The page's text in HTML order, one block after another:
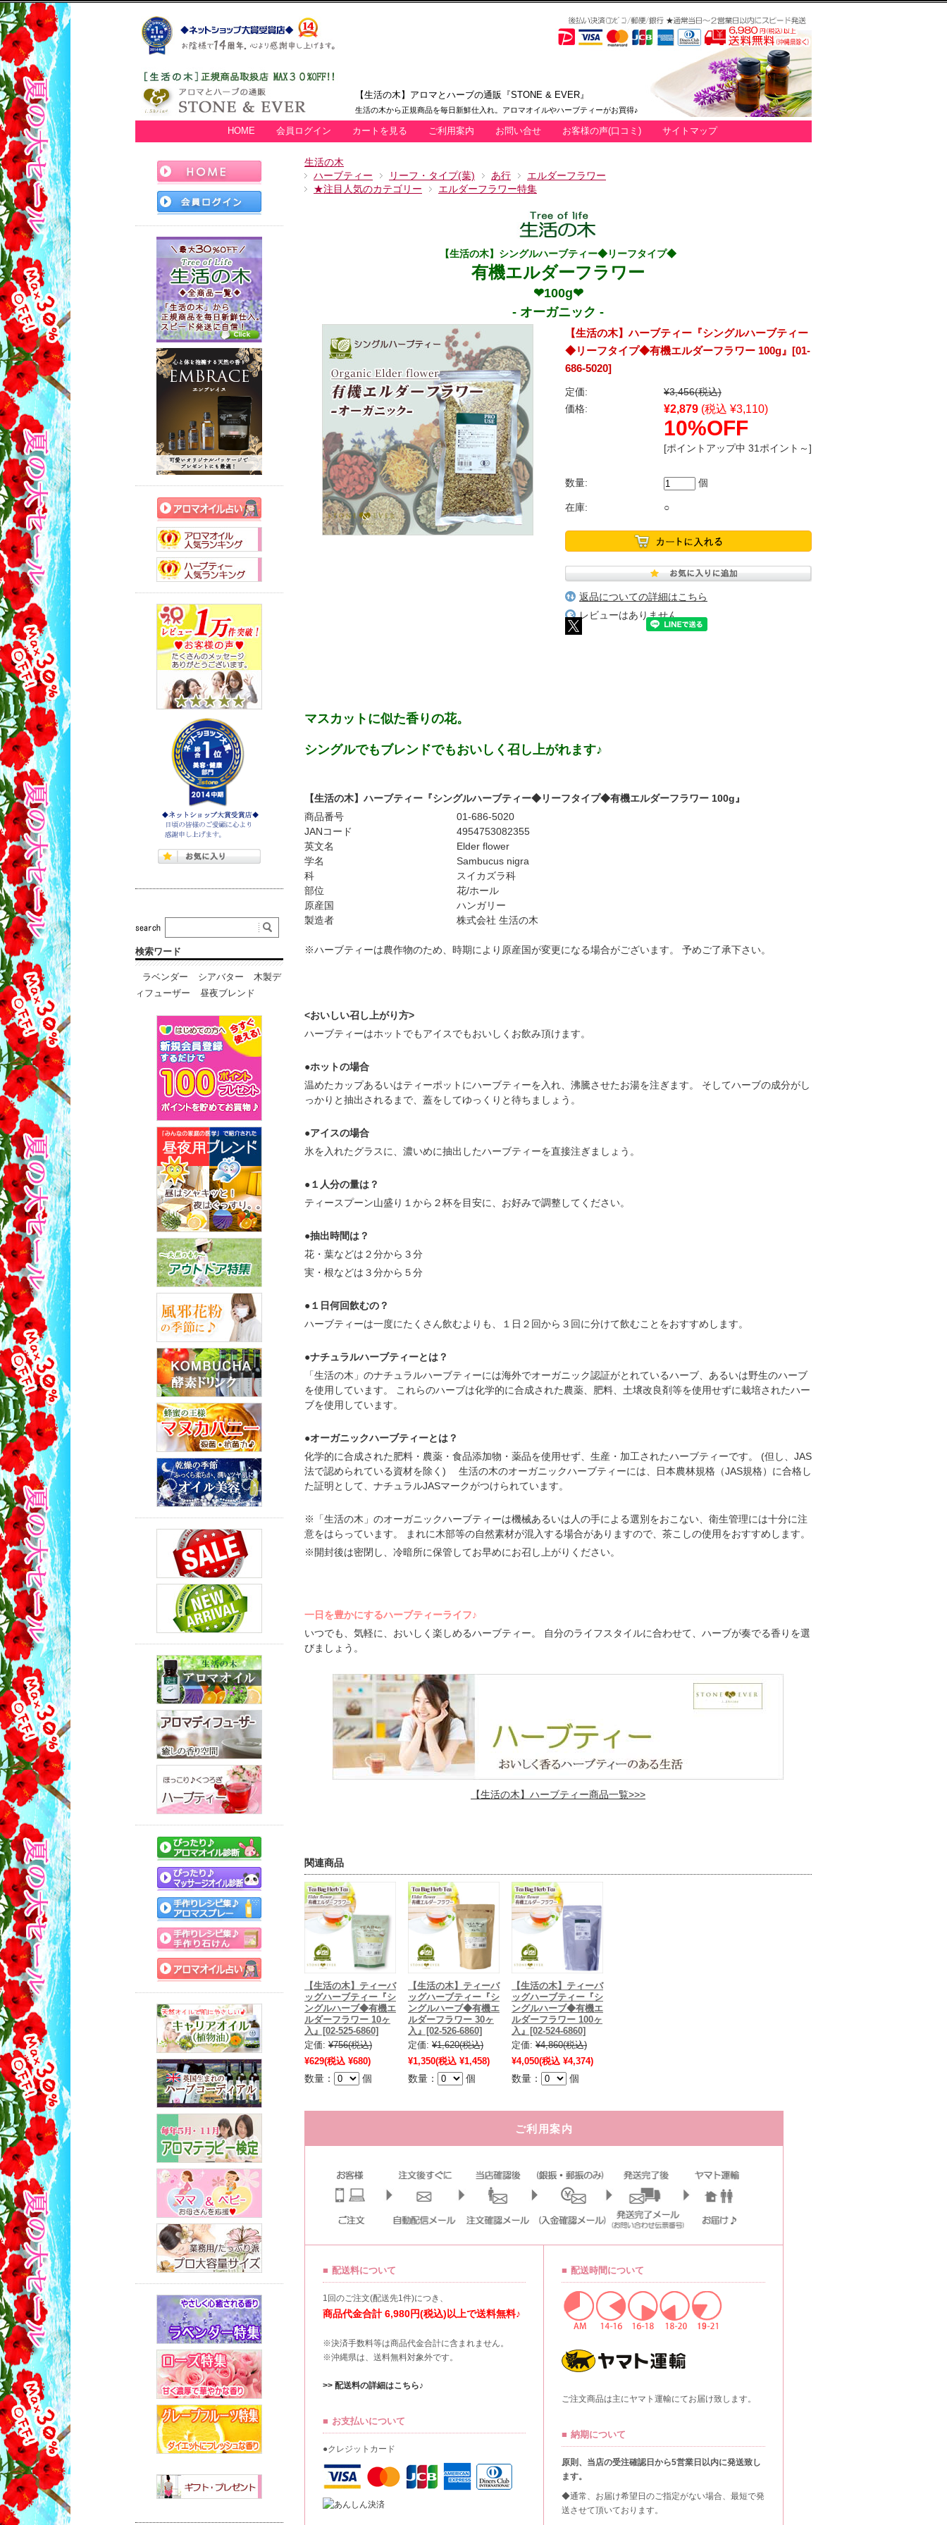
【生活の木】アロマとハーブの通販『STONE & EVER』
生活の木から正規商品を毎日新鮮仕入れ。アロマオイルやハーブティーがお買得♪
HOME 会員ログイン カートを見る ご利用案内 お問い合せ お客様の声(口コミ) サイトマップ
生活の木
ハーブティー
リーフ・タイプ(葉) あ行
エルダーフラワー
★注目人気のカテゴリー
エルダーフラワー特集
【生活の木】シングルハーブティー◆リーフタイプ◆
有機エルダーフラワー
❤100g❤
- オーガニック -
【生活の木】ハーブティー『シングルハーブティー
◆リーフタイプ◆有機エルダーフラワー 100g』[01-
686-5020]
定価: ¥3,456(税込)
価格:
¥2,879 (税込 ¥3,110)
10%OFF
[ポイントアップ中 31ポイント～]
数量: 個
在庫: ○
返品についての詳細はこちら
レビューはありません
マスカットに似た香りの花。
シングルでもブレンドでもおいしく召し上がれます♪
【生活の木】ハーブティー『シングルハーブティー◆リーフタイプ◆有機エルダーフラワー 100g』
商品番号
01-686-5020
JANコード
4954753082355
英文名
Elder flower
学名
Sambucus nigra
科
スイカズラ科
部位
花/ホール
原産国
ハンガリー
製造者
株式会社 生活の木
※ハーブティーは農作物のため、時期により原産国が変更になる場合がございます。 予めご了承下さい。
<おいしい召し上がり方>
ハーブティーはホットでもアイスでもおいしくお飲み頂けます。
●ホットの場合
温めたカップあるいはティーポットにハーブティーを入れ、沸騰させたお湯を注ぎます。 そしてハーブの成分がし
っかりと抽出されるまで、蓋をしてゆっくりと待ちましょう。
●アイスの場合
氷を入れたグラスに、濃いめに抽出したハーブティーを直接注ぎましょう。
●１人分の量は？
ティースプーン山盛り１から２杯を目安に、お好みで調整してください。
●抽出時間は？
花・葉などは２分から３分
実・根などは３分から５分
●１日何回飲むの？
ハーブティーは一度にたくさん飲むよりも、１日２回から３回に分けて飲むことをおすすめします。
●ナチュラルハーブティーとは？
「生活の木」のナチュラルハーブティーには海外でオーガニック認証がとれているハーブ、あるいは野生のハーブ
を使用しています。 これらのハーブは化学的に合成された農薬、肥料、土壌改良剤等を使用せずに栽培されたハー
ブを使用しています。
●オーガニックハーブティーとは？
化学的に合成された肥料・農薬・食品添加物・薬品を使用せず、生産・加工されたハーブティーです。 (但し、JAS
法で認められている資材を除く) 生活の木のオーガニックハーブティーには、日本農林規格（JAS規格）に合格し
た証明として、ナチュラルJASマークがつけられています。
※「生活の木」のオーガニックハーブティーは機械あるいは人の手による選別をおこない、衛生管理には十分に注
意をはらっています。 まれに木部等の自然素材が混入する場合がありますので、茶こしの使用をおすすめします。
※開封後は密閉し、冷暗所に保管してお早めにお召し上がりください。
一日を豊かにするハーブティーライフ♪
いつでも、気軽に、おいしく楽しめるハーブティー。 自分のライフスタイルに合わせて、ハーブが奏でる香りを選
びましょう。
【生活の木】ハーブティー商品一覧>>>
関連商品
【生活の木】ティーバ
ッグハーブティー『シ
ングルハーブ◆有機エ
ルダーフラワー 10ヶ
入』[02-525-6860]
定価: ¥756(税込)
¥629(税込 ¥680)
数量： 個
【生活の木】ティーバ
ッグハーブティー『シ
ングルハーブ◆有機エ
ルダーフラワー 30ヶ
入』[02-526-6860]
定価: ¥1,620(税込)
¥1,350(税込 ¥1,458)
数量： 個
【生活の木】ティーバ
ッグハーブティー『シ
ングルハーブ◆有機エ
ルダーフラワー 100ヶ
入』[02-524-6860]
定価: ¥4,860(税込)
¥4,050(税込 ¥4,374)
数量： 個
ご利用案内
配送料について
1回のご注文(配送先1件)につき、
商品代金合計 6,980円(税込)以上で送料無料♪
※決済手数料等は商品代金合計に含まれません。
※沖縄県は、送料無料対象外です。
>> 配送料の詳細はこちら♪
お支払いについて
●クレジットカード
配送時間について
ご注文商品は主にヤマト運輸にてお届け致します。
納期について
原則、当店の受注確認日から5営業日以内に発送致し
ます。
◆通常、お届け希望日のご指定がない場合、最短で発
送させて頂いております。
検索ワード
ラベンダー シアバター
木製デ
ィフューザー
昼夜ブレンド